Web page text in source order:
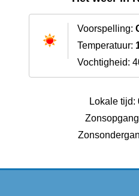
Voorspelling:
Temperatuur:
Vochtigheid:
Lokale tijd: